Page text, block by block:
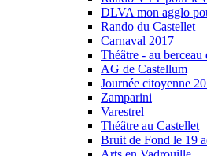
DLVA mon agglo
Rando du Castellet
Carnaval 2017
Théâtre - au
AG de Castellum
Journée citoyenne
Zamparini
Varestrel
Théâtre au Castellet
Bruit de Fond le 19